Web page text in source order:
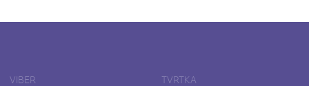
VIBER TVRTKA